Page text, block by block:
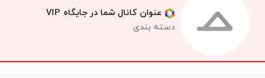
عنوان کانال شما در جایگاه VIP
دسته بندی